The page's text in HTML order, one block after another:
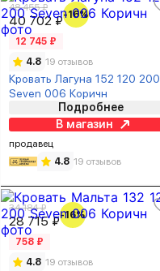
48 455 ₽
40 702 ₽-16%
12 745 ₽
4.8 19 отзывов
Кровать Лагуна 152 120 200
Seven 006 Коричн
Подробнее
В магазин
продавец
4.8 19 отзывов
34 184 ₽
28 715 ₽-16%
758 ₽
4.8 19 отзывов